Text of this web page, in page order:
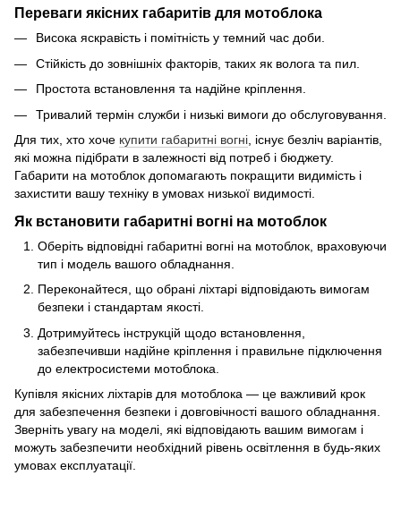
Переваги якісних габаритів для мотоблока
Висока яскравість і помітність у темний час доби.
Стійкість до зовнішніх факторів, таких як волога та пил.
Простота встановлення та надійне кріплення.
Тривалий термін служби і низькі вимоги до обслуговування.
Для тих, хто хоче купити габаритні вогні , існує безліч варіантів,
які можна підібрати в залежності від потреб і бюджету.
Габарити на мотоблок допомагають покращити видимість і
захистити вашу техніку в умовах низької видимості.
Як встановити габаритні вогні на мотоблок
Оберіть відповідні габаритні вогні на мотоблок, враховуючи
тип і модель вашого обладнання.
Переконайтеся, що обрані ліхтарі відповідають вимогам
безпеки і стандартам якості.
Дотримуйтесь інструкцій щодо встановлення,
забезпечивши надійне кріплення і правильне підключення
до електросистеми мотоблока.
Купівля якісних ліхтарів для мотоблока — це важливий крок
для забезпечення безпеки і довговічності вашого обладнання.
Зверніть увагу на моделі, які відповідають вашим вимогам і
можуть забезпечити необхідний рівень освітлення в будь-яких
умовах експлуатації.